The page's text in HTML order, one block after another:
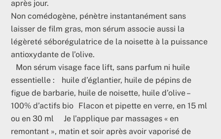
après jour.
Non comédogène, pénètre instantanément sans
laisser de film gras, mon sérum associe aussi la
légèreté séborégulatrice de la noisette à la puissance
antioxydante de l’olive.
Mon sérum visage face lift, sans parfum ni huile
essentielle : huile d’églantier, huile de pépins de
figue de barbarie, huile de noisette, huile d’olive –
100% d’actifs bio Flacon et pipette en verre, en 15 ml
ou en 30 ml Je l’applique par massages « en
remontant », matin et soir après avoir vaporisé de